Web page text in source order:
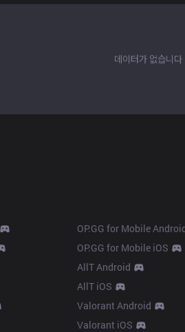
데이터가 없습니다
OP.GG for Mobile
OP.GG for Mobile iOS
AllT Android
AllT iOS
Valorant Android
Valorant iOS